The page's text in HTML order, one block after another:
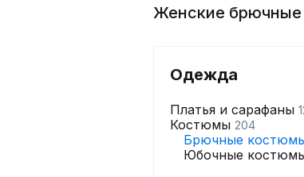
Женские
Одежда
Платья и сарафаны
Костюмы 204
Брючные
Юбочные